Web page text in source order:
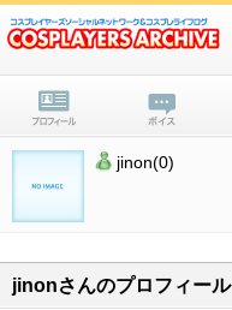
jinon(0)
jinonさんのプロフィール